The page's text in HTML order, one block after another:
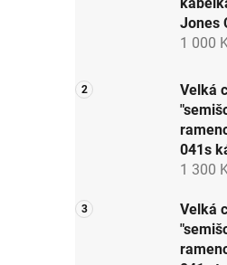
n
e
Jones
1 000
Velká
041s
1 300
Velká